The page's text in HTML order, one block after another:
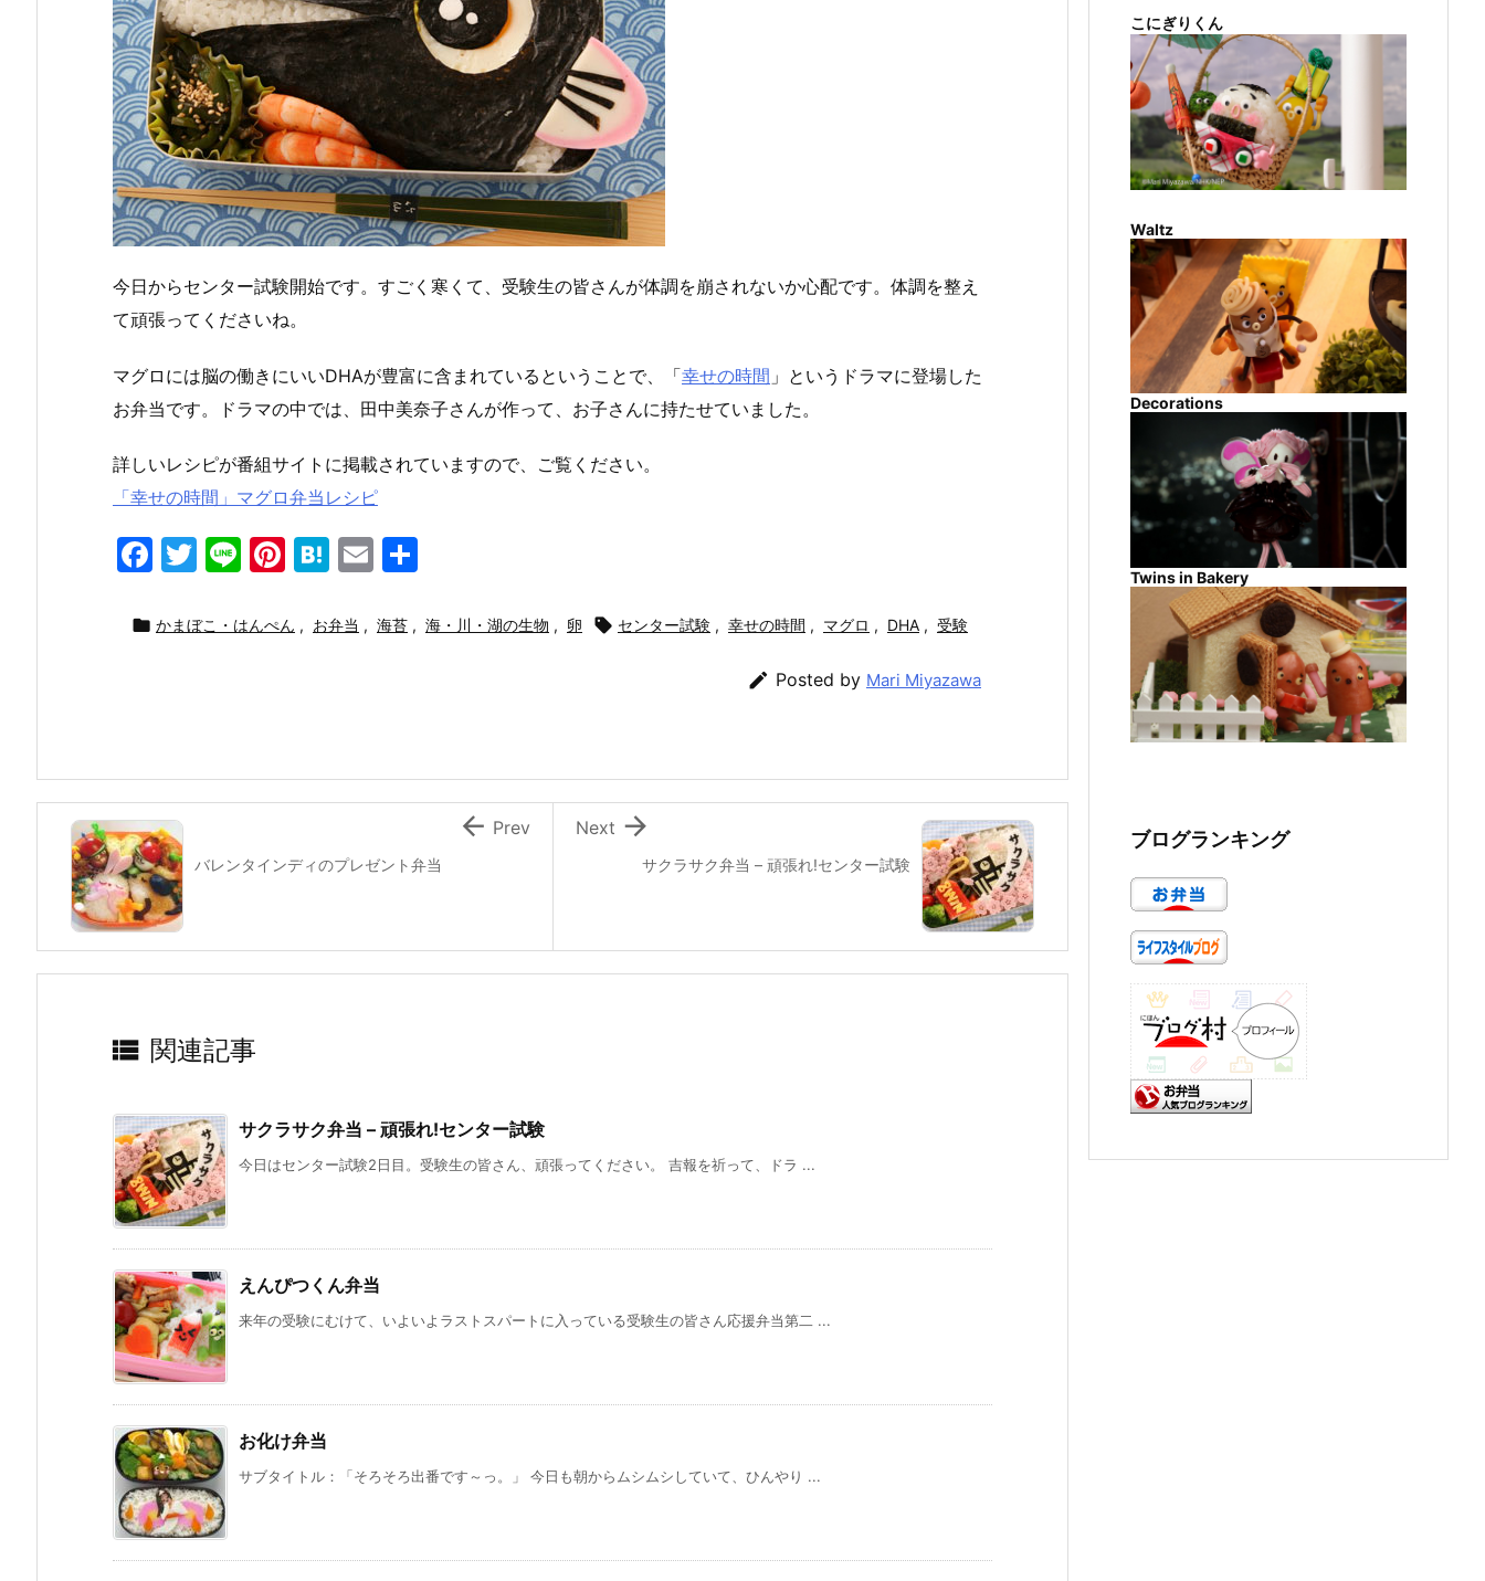
今日からセンター試験開始です。すごく寒くて、受験生の皆さんが体調を崩されないか心配です。体調を整え
て頑張ってくださいね。
マグロには脳の働きにいいDHAが豊富に含まれているということで、「幸せの時間 」というドラマに登場した
お弁当です。ドラマの中では、田中美奈子さんが作って、お子さんに持たせていました。
詳しいレシピが番組サイトに掲載されていますので、ご覧ください。
「幸せの時間」マグロ弁当レシピ
F
c
k
T
itt
Li
e
Pi
er
H
e
E
ai
 かまぼこ・はんぺん , お弁当 , 海苔 , 海・川・湖の生物 , 卵  センター試験 , 幸せの時間 , マグロ , DHA , 受験
 Posted by Mari Miyazawa
サクラサク弁当 – 頑張れ!センター試験

Next
バレンタインディのプレゼント弁当
 Prev
 関連記事
サクラサク弁当 – 頑張れ!センター試験
今日はセンター試験2日目。受験生の皆さん、頑張ってください。 吉報を祈って、ドラ ...
えんぴつくん弁当
来年の受験にむけて、いよいよラストスパートに入っている受験生の皆さん応援弁当第二 ...
お化け弁当
サブタイトル：「そろそろ出番です～っ。」 今日も朝からムシムシしていて、ひんやり ...
こにぎりくん
Waltz
Decorations
Twins in Bakery
ブログランキング